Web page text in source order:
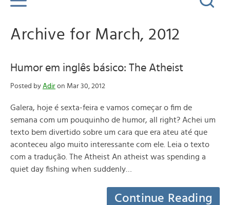
Archive for March, 2012
Humor em inglês básico: The Atheist
Posted by Adir on Mar 30, 2012
Galera, hoje é sexta-feira e vamos começar o fim de
semana com um pouquinho de humor, all right? Achei um
texto bem divertido sobre um cara que era ateu até que
aconteceu algo muito interessante com ele. Leia o texto
com a tradução. The Atheist An atheist was spending a
quiet day fishing when suddenly…
Continue Reading